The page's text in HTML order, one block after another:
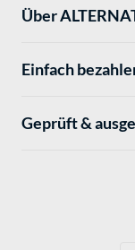
Über
Einfach
Geprüft &